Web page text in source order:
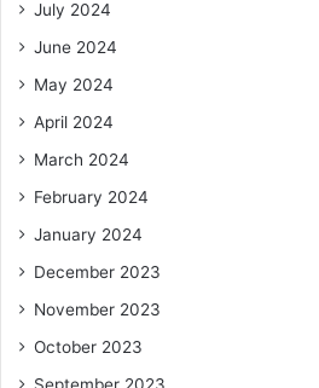
July 2024
June 2024
May 2024
April 2024
March 2024
February 2024
January 2024
December 2023
November 2023
October 2023